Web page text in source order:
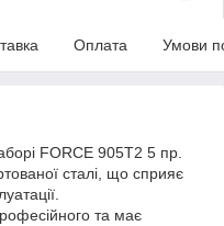
Оплата Умови
FORCE 905T2 5 пр.
сталі, що сприяє
та має